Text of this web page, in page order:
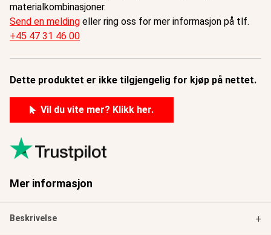
materialkombinasjoner.
Send en melding eller ring oss for mer informasjon på tlf.
+45 47 31 46 00
Dette produktet er ikke tilgjengelig for kjøp på nettet.
Vil du vite mer? Klikk her.
Mer informasjon
Beskrivelse +